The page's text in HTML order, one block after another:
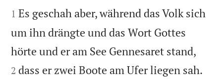


1 Es geschah aber, während das Volk sich
um ihn drängte und das Wort Gottes
hörte und er am See Gennesaret stand,
2 dass er zwei Boote am Ufer liegen sah.